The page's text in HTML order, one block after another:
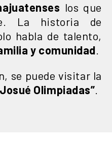
los que
La historia de
habla de talento,
y comunidad.
se puede visitar la
Olimpiadas”.